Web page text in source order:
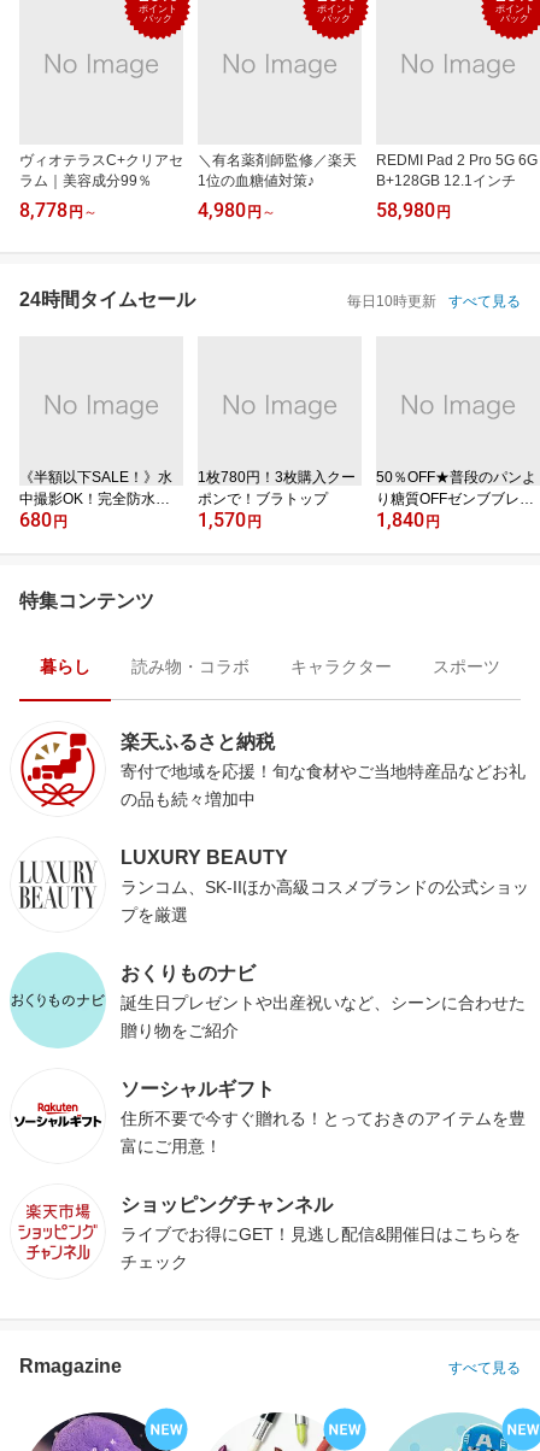
ポイント
バック
ヴィオテラスC+クリアセ
ラム｜美容成分99％
8,778 円 ～
ポイント
バック
＼有名薬剤師監修／楽天
1位の血糖値対策♪
4,980 円 ～
ポイント
バック
REDMI Pad 2 Pro 5G 6G
B+128GB 12.1インチ
58,980 円
24時間タイムセール 毎日10時更新 すべて見る
《半額以下SALE！》水
中撮影OK！完全防水ケ
ース
680 円
1枚780円！3枚購入クー
ポンで！ブラトップ
1,570 円
50％OFF★普段のパンよ
り糖質OFFゼンブブレッ
ド
1,840 円
特集コンテンツ
暮らし 読み物・コラボ キャラクター スポーツ
楽天ふるさと納税
寄付で地域を応援！旬な食材やご当地特産品などお礼
の品も続々増加中
LUXURY BEAUTY
ランコム、SK-IIほか高級コスメブランドの公式ショッ
プを厳選
おくりものナビ
誕生日プレゼントや出産祝いなど、シーンに合わせた
贈り物をご紹介
ソーシャルギフト
住所不要で今すぐ贈れる！とっておきのアイテムを豊
富にご用意！
ショッピングチャンネル
ライブでお得にGET！見逃し配信&開催日はこちらを
チェック
Rmagazine すべて見る